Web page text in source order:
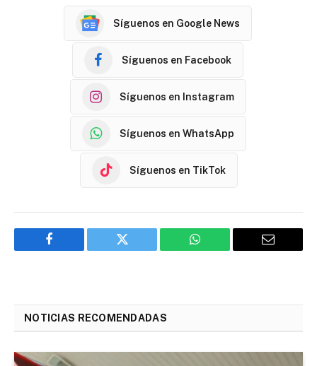
Síguenos en Google News
Síguenos en Facebook
Síguenos en Instagram
Síguenos en WhatsApp
Síguenos en TikTok
Facebook Twitter WhatsApp Email
NOTICIAS RECOMENDADAS